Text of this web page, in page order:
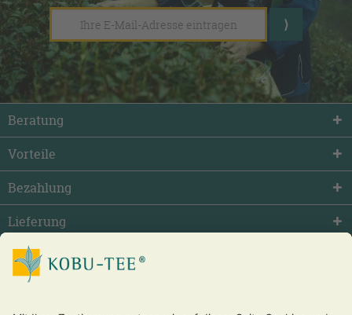
Beratung
Vorteile
Bezahlung
Lieferung